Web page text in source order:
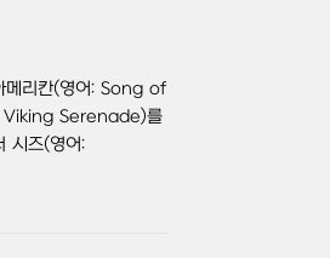
메리칸(영어: Song of
Viking Serenade)를
시즈(영어: